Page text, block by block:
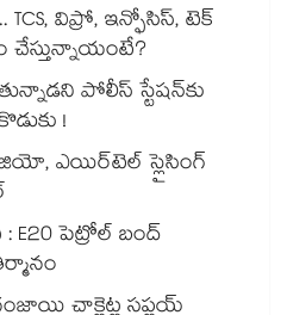
TCS, విప్రో, ఇన్ఫోసిస్, టెక్
పోలీస్ స్టేషన్⁪కు
!
జియో, ఎయిర్‌టెల్ స్లైసింగ్
E20 పెట్రోల్ బంద్